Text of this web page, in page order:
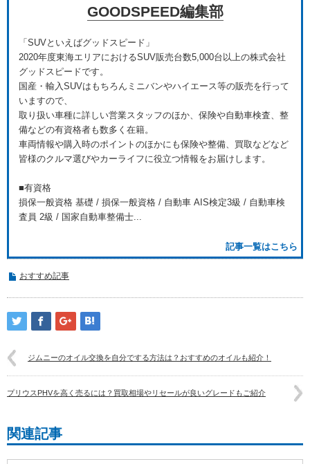
GOODSPEED編集部
「SUVといえばグッドスピード」
2020年度東海エリアにおけるSUV販売台数5,000台以上の株式会社
グッドスピードです。
国産・輸入SUVはもちろんミニバンやハイエース等の販売を行って
いますので、
取り扱い車種に詳しい営業スタッフのほか、保険や自動車検査、整
備などの有資格者も数多く在籍。
車両情報や購入時のポイントのほかにも保険や整備、買取などなど
皆様のクルマ選びやカーライフに役立つ情報をお届けします。
■有資格
損保一般資格 基礎 / 損保一般資格 / 自動車 AIS検定3級 / 自動車検
査員 2級 / 国家自動車整備士...
記事一覧はこちら
おすすめ記事
ジムニーのオイル交換を自分でする方法は？おすすめのオイルも紹介！
プリウスPHVを高く売るには？買取相場やリセールが良いグレードもご紹介
関連記事